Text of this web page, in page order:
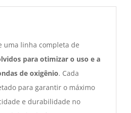
uma linha completa de
para otimizar o uso e a
de oxigênio. Cada
para garantir o máximo
e durabilidade no